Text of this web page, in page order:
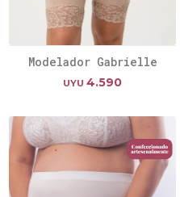
Modelador Gabrielle
UYU 4.590